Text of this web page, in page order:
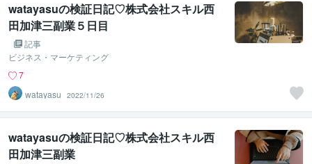
watayasuの検証日記♡株式会社スキル西
田加津三副業５日目
記事
ビジネス・マーケティング
7
watayasu
2022/11/26
watayasuの検証日記♡株式会社スキル西
田加津三副業